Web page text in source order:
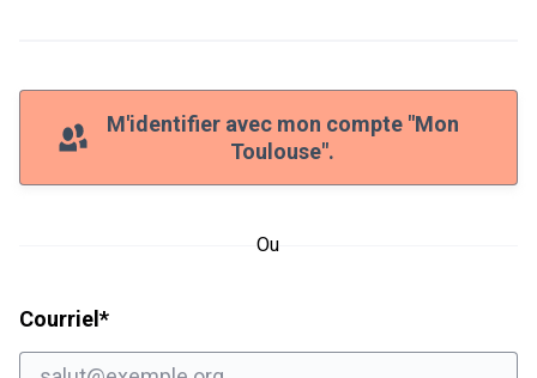
M'identifier avec mon compte "Mon
Toulouse".
Ou
Courriel *Champ obligatoire